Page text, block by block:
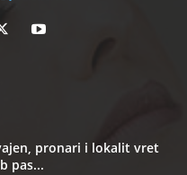
pronari i lokalit vret
pas...